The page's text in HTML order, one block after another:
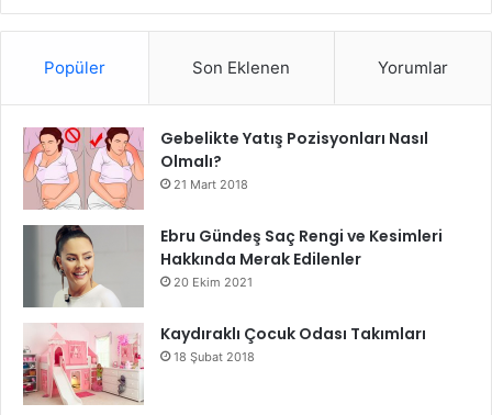
Popüler Son Eklenen Yorumlar
Gebelikte Yatış Pozisyonları Nasıl
Olmalı?
21 Mart 2018
Ebru Gündeş Saç Rengi ve Kesimleri
Hakkında Merak Edilenler
20 Ekim 2021
Kaydıraklı Çocuk Odası Takımları
18 Şubat 2018